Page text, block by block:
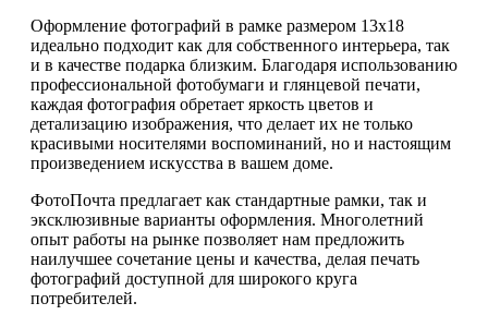
Оформление фотографий в рамке размером 13х18
идеально подходит как для собственного интерьера, так
и в качестве подарка близким. Благодаря использованию
профессиональной фотобумаги и глянцевой печати,
каждая фотография обретает яркость цветов и
детализацию изображения, что делает их не только
красивыми носителями воспоминаний, но и настоящим
произведением искусства в вашем доме.
ФотоПочта предлагает как стандартные рамки, так и
эксклюзивные варианты оформления. Многолетний
опыт работы на рынке позволяет нам предложить
наилучшее сочетание цены и качества, делая печать
фотографий доступной для широкого круга
потребителей.